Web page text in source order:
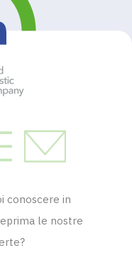
conoscere in
le nostre